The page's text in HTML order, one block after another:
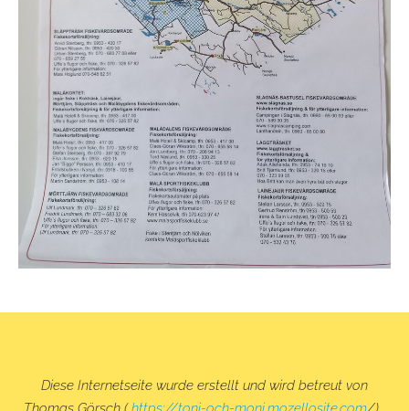
Diese Internetseite wurde erstellt und wird betreut von